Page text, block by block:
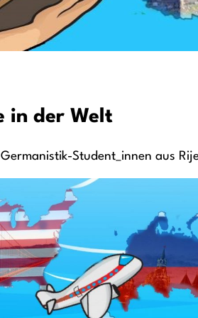
in der Welt
Student_innen aus